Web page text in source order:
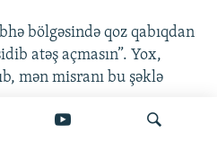
bölgəsində qoz qabıqdan
atəş açmasın”. Yox,
mən misranı bu şəklə